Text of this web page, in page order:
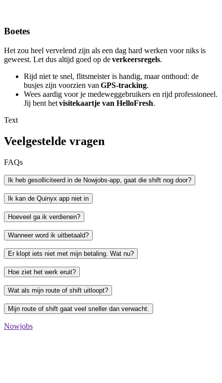
Boetes
Het zou heel vervelend zijn als een dag hard werken voor niks is
geweest. Let dus altijd goed op deverkeersregels.
Rijd niet te snel, flitsmeisteris handig, maar onthoud: de
busjes zijn voorzien van GPS-tracking.
Wees aardig voor je medeweggebruikers en rijd professioneel.
Jij bent hetvisitekaartje van HelloFresh.
Text
Veelgestelde vragen
FAQs
Ik heb gesolliciteerd in de Nowjobs-app, gaat die shift nog door?
Ik kan de Quinyx app niet in
Hoeveel ga ik verdienen?
Wanneer word ik uitbetaald?
Er klopt iets niet met mijn betaling. Wat nu?
Hoe ziet het werk eruit?
Wat als mijn route of shift uitloopt?
Mijn route of shift gaat veel sneller dan verwacht.
Nowjobs